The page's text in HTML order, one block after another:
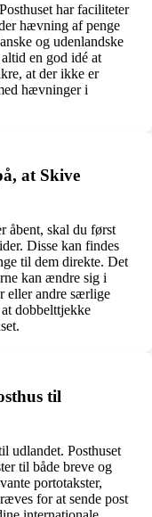
har faciliteter
hævning af penge
og udenlandske
en god idé at
at der ikke er
hævninger i
at Skive
åbent, skal du først
Disse kan findes
til dem direkte. Det
kan ændre sig i
eller andre særlige
dobbelttjekke
til
udlandet. Posthuset
til både breve og
portotakster,
for at sende post